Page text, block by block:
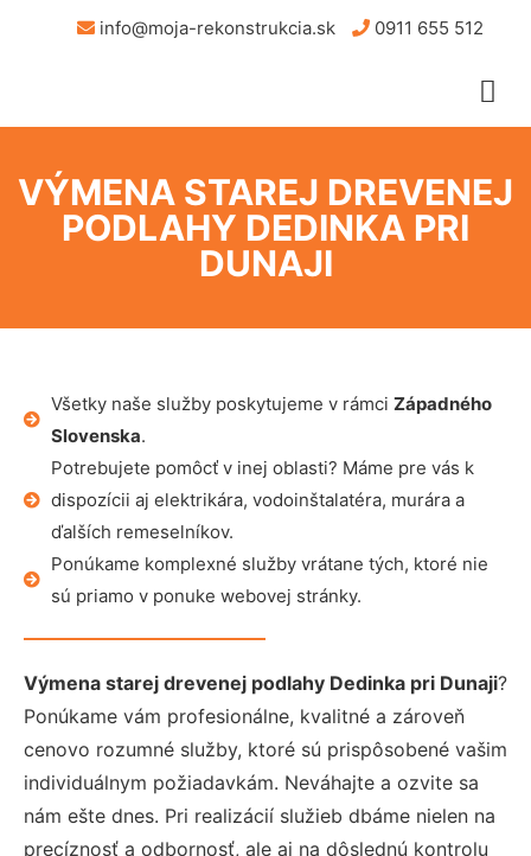
info@moja-rekonstrukcia.sk 0911 655 512
VÝMENA STAREJ DREVENEJ
PODLAHY DEDINKA PRI
DUNAJI
Všetky naše služby poskytujeme v rámci Západného
Slovenska.
Potrebujete pomôcť v inej oblasti? Máme pre vás k
dispozícii aj elektrikára, vodoinštalatéra, murára a
ďalších remeselníkov.
Ponúkame komplexné služby vrátane tých, ktoré nie
sú priamo v ponuke webovej stránky.
Výmena starej drevenej podlahy Dedinka pri Dunaji?
Ponúkame vám profesionálne, kvalitné a zároveň
cenovo rozumné služby, ktoré sú prispôsobené vašim
individuálnym požiadavkám. Neváhajte a ozvite sa
nám ešte dnes. Pri realizácií služieb dbáme nielen na
precíznosť a odbornosť, ale aj na dôslednú kontrolu